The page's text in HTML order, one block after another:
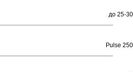
до 25-30
Pulse 250